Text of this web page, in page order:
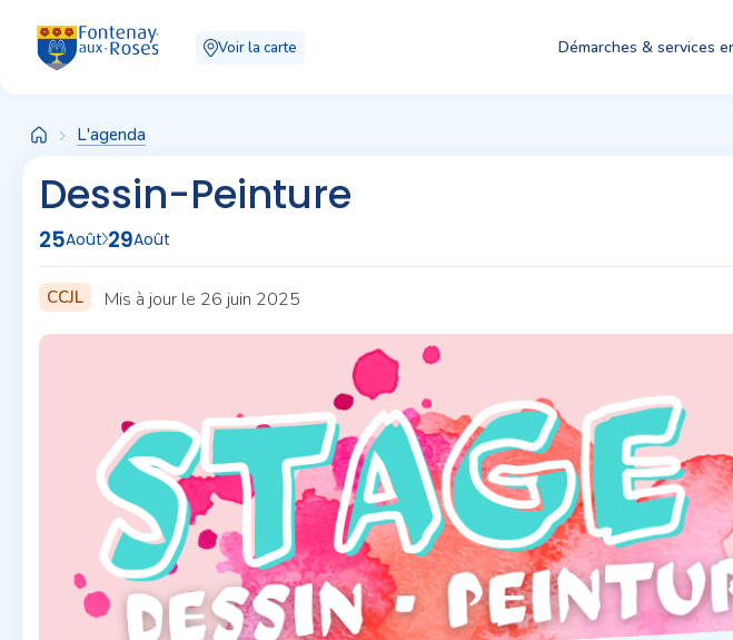
Voir la carte Démarches & services
L'agenda
Dessin-Peinture
25Août 29Août
CCJL Mis à jour le 26 juin 2025